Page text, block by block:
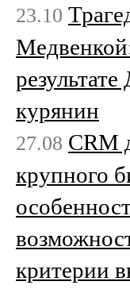
23.10
курянин
27.08 CRM
крупного
критерии